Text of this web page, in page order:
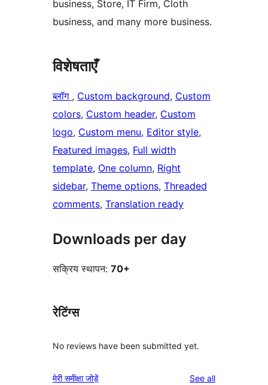
business, Store, IT Firm, Cloth
business, and many more business.
विशेषताएँ
ब्लॉग , Custom background, Custom
colors, Custom header, Custom
logo, Custom menu, Editor style
Featured images, Full width
template, One column, Right
sidebar, Theme options, Threaded
comments, Translation ready
Downloads per day
सक्रिय स्थापन: 70+
रेटिंग्स
No reviews have been submitted yet.
मेरी समीक्षा जोड़ें See allreviews